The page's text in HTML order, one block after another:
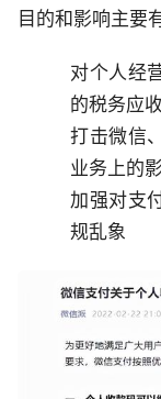
目的和影响主要
对个人经
的税务应
打击微信
业务上的
加强对支
规乱象